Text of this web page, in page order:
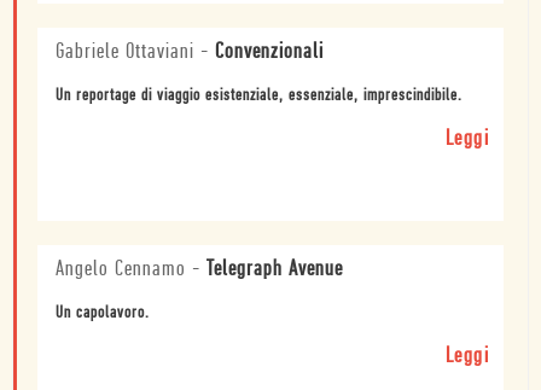
Gabriele Ottaviani - Convenzionali
Un reportage di viaggio esistenziale, essenziale, imprescindibile.
Leggi
Angelo Cennamo - Telegraph Avenue
Un capolavoro.
Leggi